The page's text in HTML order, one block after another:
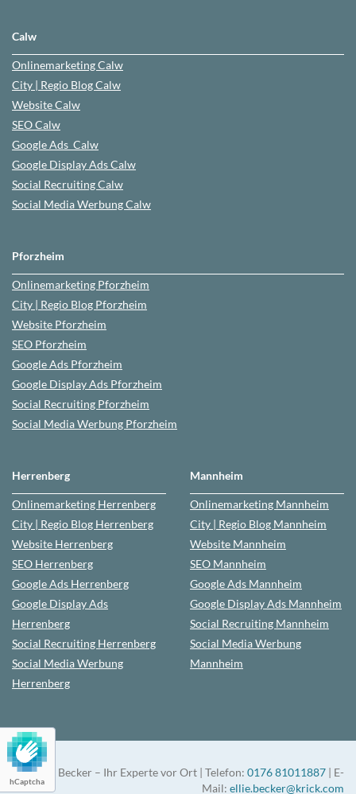
hCaptcha
Calw
OnlinemarketingCalw
City | Regio BlogCalw
WebsiteCalw
SEOCalw
Google Ads Calw
Google Display Ads Calw
Social Recruiting Calw
Social Media WerbungCalw
Pforzheim
Onlinemarketing Pforzheim
City | Regio Blog Pforzheim
Website Pforzheim
SEO Pforzheim
Google Ads Pforzheim
Google Display Ads Pforzheim
Social Recruiting Pforzheim
Social Media Werbung Pforzheim
Herrenberg
Onlinemarketing Herrenberg
City | Regio Blog Herrenberg
Website Herrenberg
SEO Herrenberg
Google Ads Herrenberg
Google Display Ads
Herrenberg
Social Recruiting Herrenberg
Social Media Werbung
Herrenberg
Mannheim
Onlinemarketing Mannheim
City | Regio Blog Mannheim
Website Mannheim
SEO Mannheim
Google Ads Mannheim
Google Display Ads Mannheim
Social Recruiting Mannheim
Social Media Werbung
Mannheim
Ellie Becker – Ihr Experte vor Ort | Telefon: 0176 81011887 | E-
Mail: ellie.becker@krick.com